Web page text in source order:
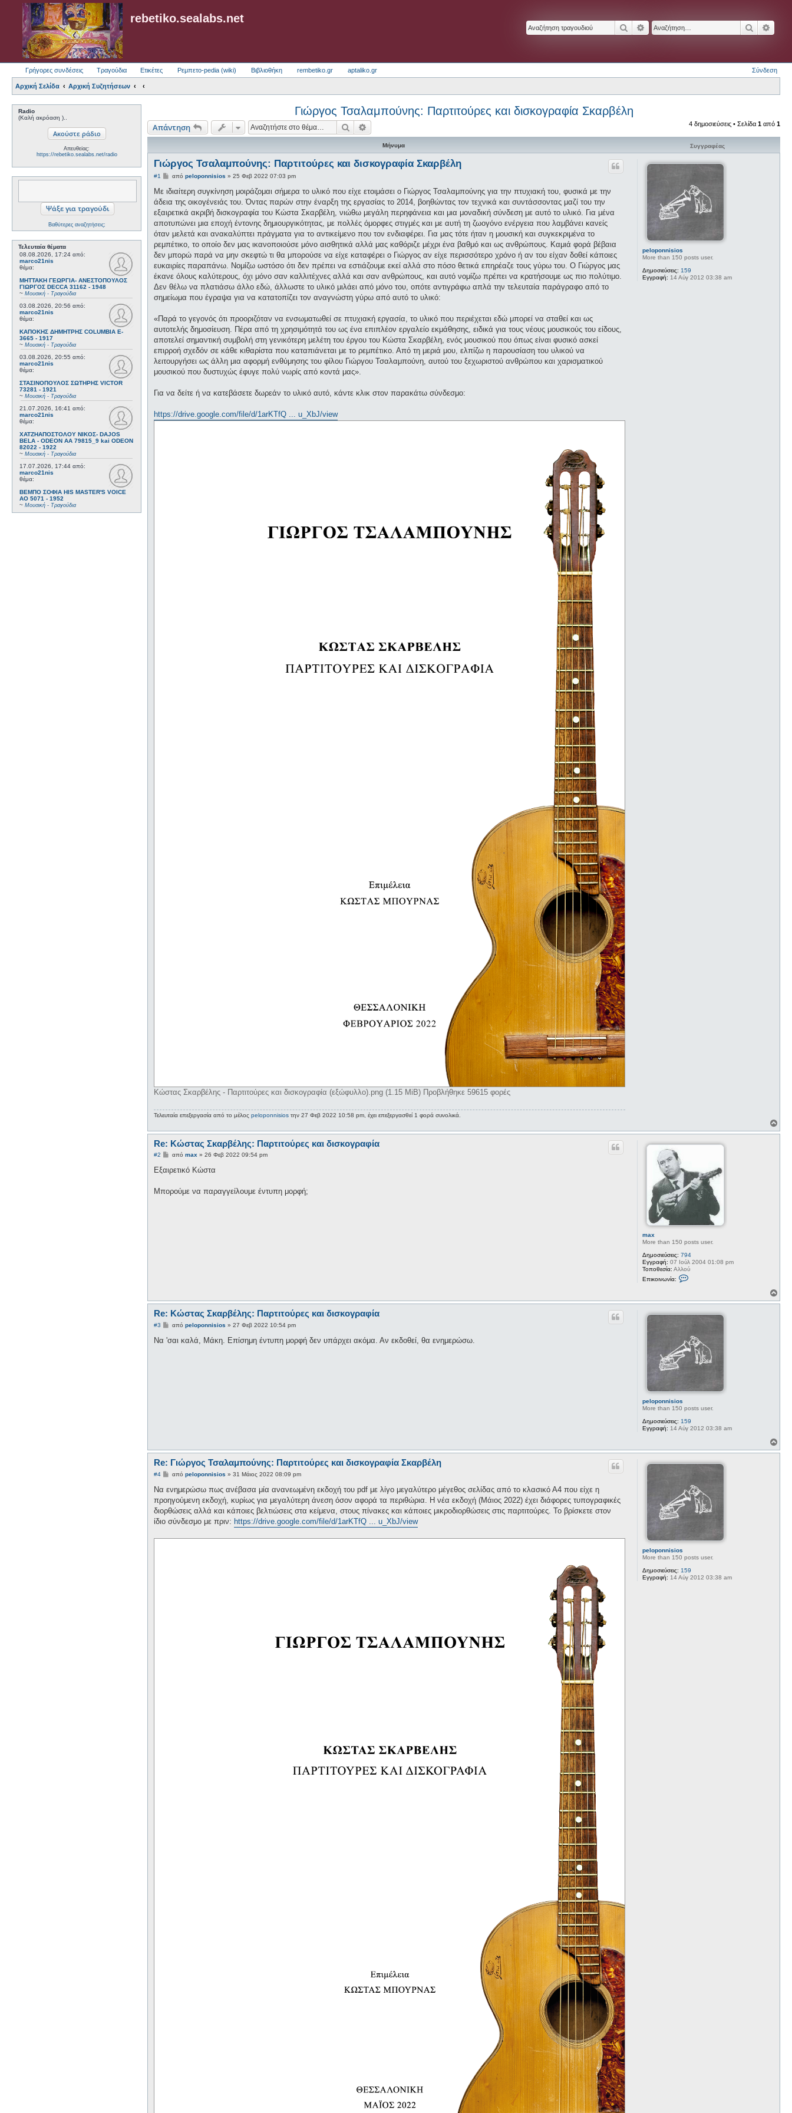
rebetiko.sealabs.net
ΑναζήτησηΕιδική αναζήτηση
Γρήγορες συνδέσεις Τραγούδια Ετικέτες Ρεμπετο-pedia (wiki) Βιβλιοθήκη rembetiko.gr aptaliko.gr Σύνδεση
Αρχική Σελίδα Αρχική Συζητήσεων
Radio
(Καλή ακρόαση )..
Απευθείας:
https://rebetiko.sealabs.net/radio
Βαθύτερες αναζητήσεις;
Τελευταία θέματα
08.08.2026, 17:24 από:
marco21nis
θέμα:
ΜΗΤΤΑΚΗ ΓΕΩΡΓΙΑ- ΑΝΕΣΤΟΠΟΥΛΟΣ
ΓΙΩΡΓΟΣ DECCA 31162 - 1948
~ Μουσική - Τραγούδια
03.08.2026, 20:56 από:
marco21nis
θέμα:
ΚΑΠΟΚΗΣ ΔΗΜΗΤΡΗΣ COLUMBIA E-
3665 - 1917
~ Μουσική - Τραγούδια
03.08.2026, 20:55 από:
marco21nis
θέμα:
ΣΤΑΣΙΝΟΠΟΥΛΟΣ ΣΩΤΗΡΗΣ VICTOR
73281 - 1921
~ Μουσική - Τραγούδια
21.07.2026, 16:41 από:
marco21nis
θέμα:
ΧΑΤΖΗΑΠΟΣΤΟΛΟΥ ΝΙΚΟΣ- DAJOS
BELA - ODEON AA 79815_9 kai ODEON
82022 - 1922
~ Μουσική - Τραγούδια
17.07.2026, 17:44 από:
marco21nis
θέμα:
ΒΕΜΠΟ ΣΟΦΙΑ HIS MASTER'S VOICE
AO 5071 - 1952
~ Μουσική - Τραγούδια
Γιώργος Τσαλαμπούνης: Παρτιτούρες και δισκογραφία Σκαρβέλη
Απάντηση Αναζήτηση 4 δημοσιεύσεις • Σελίδα 1 από 1
Μήνυμα Συγγραφέας
peloponnisios
More than 150 posts user.
Δημοσιεύσεις: 159
Εγγραφή: 14 Αύγ 2012 03:38 am
Γιώργος Τσαλαμπούνης: Παρτιτούρες και δισκογραφία Σκαρβέλη
#1
Δ
μ
σ
ί
υ
σ
η
από peloponnisios » 25 Φεβ 2022 07:03 pm
Με ιδιαίτερη συγκίνηση μοιράζομαι σήμερα το υλικό που είχε ετοιμάσει ο Γιώργος Τσαλαμπούνης για την πτυχιακή του, φυσικά με την
άδεια της οικογένειάς του. Όντας παρών στην έναρξη της εργασίας το 2014, βοηθώντας τον τεχνικά και συντάσσοντας μαζί του την
εξαιρετικά ακριβή δισκογραφία του Κώστα Σκαρβέλη, νιώθω μεγάλη περηφάνεια και μια μοναδική σύνδεση με αυτό το υλικό. Για μένα
αποτυπώνει μια εποχή έντονης δημιουργικότητας, με πολλές όμορφες στιγμές και με αυτή τη ζωογόνο ενέργεια που λαμβάνει κανείς
όταν μελετά και ανακαλύπτει πράγματα για το αντικείμενο που τον ενδιαφέρει. Για μας τότε ήταν η μουσική και συγκεκριμένα το
ρεμπέτικο, το οποίο δεν μας ικανοποιούσε μόνο αισθητικά αλλά μας καθόριζε μέχρι ένα βαθμό και ως ανθρώπους. Καμιά φορά βέβαια
δεν μπορώ παρά να μην σκεφτώ τι θα μπορούσε να είχε καταφέρει ο Γιώργος αν είχε περισσότερο χρόνο ή αν του είχαν δοθεί κάποιες
ευκαιρίες παραπάνω. Νομίζω ωστόσο ότι δεν πρέπει να εστιάζουμε εκεί αλλά στο πόσο θετικά επηρέαζε τους γύρω του. Ο Γιώργος μας
έκανε όλους καλύτερους, όχι μόνο σαν καλλιτέχνες αλλά και σαν ανθρώπους, και αυτό νομίζω πρέπει να κρατήσουμε ως πιο πολύτιμο.
Δεν θέλω να πλατιάσω άλλο εδώ, άλλωστε το υλικό μιλάει από μόνο του, οπότε αντιγράφω απλά την τελευταία παράγραφο από το
σημείωμα που έγραψα για να κατατοπίζει τον αναγνώστη γύρω από αυτό το υλικό:
«Παρά το γεγονός ότι προοριζόταν να ενσωματωθεί σε πτυχιακή εργασία, το υλικό που περιέχεται εδώ μπορεί να σταθεί και ως
αυτοτελής δημοσίευση. Πέρα από τη χρησιμότητά του ως ένα επιπλέον εργαλείο εκμάθησης, ειδικά για τους νέους μουσικούς του είδους,
αποτελεί σημαντική συμβολή στη γενικότερη μελέτη του έργου του Κώστα Σκαρβέλη, ενός μουσικού που όπως είναι φυσικό ασκεί
επιρροή σχεδόν σε κάθε κιθαρίστα που καταπιάνεται με το ρεμπέτικο. Από τη μεριά μου, ελπίζω η παρουσίαση του υλικού να
λειτουργήσει ως άλλη μια αφορμή ενθύμησης του φίλου Γιώργου Τσαλαμπούνη, αυτού του ξεχωριστού ανθρώπου και χαρισματικού
μουσικού που δυστυχώς έφυγε πολύ νωρίς από κοντά μας».
Για να δείτε ή να κατεβάσετε δωρεάν το υλικό αυτό, κάντε κλικ στον παρακάτω σύνδεσμο:
https://drive.google.com/file/d/1arKTfQ ... u_XbJ/view
Κώστας Σκαρβέλης - Παρτιτούρες και δισκογραφία (εξώφυλλο).png (1.15 MiB) Προβλήθηκε 59615 φορές
Τελευταία επεξεργασία από το μέλος peloponnisios την 27 Φεβ 2022 10:58 pm, έχει επεξεργασθεί 1 φορά συνολικά.
ο
max
More than 150 posts user.
Δημοσιεύσεις: 794
Εγγραφή: 07 Ιούλ 2004 01:08 pm
Τοποθεσία: Αλλού
Επικοινωνία:
ο
ί
α
m
Re: Κώστας Σκαρβέλης: Παρτιτούρες και δισκογραφία
#2
Δ
μ
ο
ί
ε
από max » 26 Φεβ 2022 09:54 pm
Εξαιρετικό Κώστα
Μπορούμε να παραγγείλουμε έντυπη μορφή;
ο
peloponnisios
More than 150 posts user.
Δημοσιεύσεις: 159
Εγγραφή: 14 Αύγ 2012 03:38 am
Re: Κώστας Σκαρβέλης: Παρτιτούρες και δισκογραφία
#3
Δ
μ
από peloponnisios » 27 Φεβ 2022 10:54 pm
Να 'σαι καλά, Μάκη. Επίσημη έντυπη μορφή δεν υπάρχει ακόμα. Αν εκδοθεί, θα ενημερώσω.
ο
peloponnisios
More than 150 posts user.
Δημοσιεύσεις: 159
Εγγραφή: 14 Αύγ 2012 03:38 am
Re: Γιώργος Τσαλαμπούνης: Παρτιτούρες και δισκογραφία Σκαρβέλη
#4
Δ
μ
σ
ί
υ
η
από peloponnisios » 31 Μάιος 2022 08:09 pm
Να ενημερώσω πως ανέβασα μία ανανεωμένη εκδοχή του pdf με λίγο μεγαλύτερο μέγεθος σελίδας από το κλασικό Α4 που είχε η
προηγούμενη εκδοχή, κυρίως για μεγαλύτερη άνεση όσον αφορά τα περιθώρια. Η νέα εκδοχή (Μάιος 2022) έχει διάφορες τυπογραφικές
διορθώσεις αλλά και κάποιες βελτιώσεις στα κείμενα, στους πίνακες και κάποιες μικροδιορθώσεις στις παρτιτούρες. Το βρίσκετε στον
ίδιο σύνδεσμο με πριν: https://drive.google.com/file/d/1arKTfQ ... u_XbJ/view